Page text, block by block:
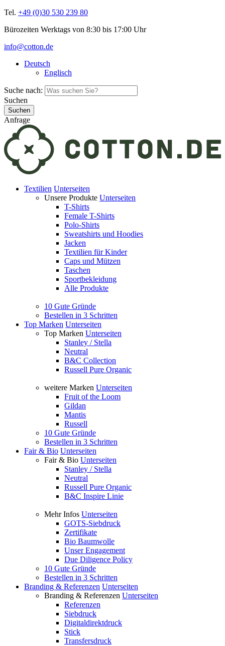
Tel. +49 (0)30 530 239 80
Bürozeiten Werktags von 8:30 bis 17:00 Uhr
info@cotton.de
Deutsch
Englisch
Suche nach:
Suchen
Anfrage
Textilien Unterseiten
Unsere Produkte Unterseiten
T-Shirts
Female T-Shirts
Polo-Shirts
Sweatshirts und Hoodies
Jacken
Textilien für Kinder
Caps und Mützen
Taschen
Sportbekleidung
Alle Produkte
10 Gute Gründe
Bestellen in 3 Schritten
Top Marken Unterseiten
Top Marken Unterseiten
Stanley / Stella
Neutral
B&C Collection
Russell Pure Organic
weitere Marken Unterseiten
Fruit of the Loom
Gildan
Mantis
Russell
10 Gute Gründe
Bestellen in 3 Schritten
Fair & Bio Unterseiten
Fair & Bio Unterseiten
Stanley / Stella
Neutral
Russell Pure Organic
B&C Inspire Linie
Mehr Infos Unterseiten
GOTS-Siebdruck
Zertifikate
Bio Baumwolle
Unser Engagement
Due Diligence Policy
10 Gute Gründe
Bestellen in 3 Schritten
Branding & Referenzen Unterseiten
Branding & Referenzen Unterseiten
Referenzen
Siebdruck
Digitaldirektdruck
Stick
Transfersdruck